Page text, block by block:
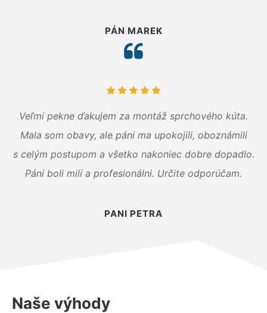
PÁN MAREK
Veľmi pekne ďakujem za montáž sprchového kúta.
Mala som obavy, ale páni ma upokojili, oboznámili
s celým postupom a všetko nakoniec dobre dopadlo.
Páni boli milí a profesionálni. Určite odporúčam.
PANI PETRA
Naše výhody